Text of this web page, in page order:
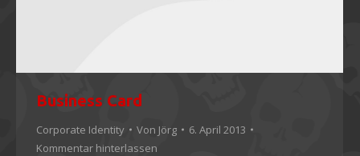
Business Card
Corporate Identity Von Jörg
6. April 2013
Kommentar hinterlassen